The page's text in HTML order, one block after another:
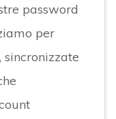
password
per